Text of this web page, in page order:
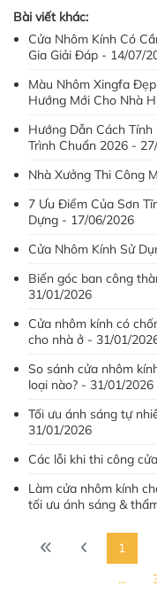
Bài viết khác:
Cửa Nhôm Kính Có
Gia Giải Đáp - 14/07/
Màu Nhôm Xingfa
Hướng Mới Cho Nhà
Hướng Dẫn Cách Tính
Trình Chuẩn 2026 -
Nhà Xưởng Thi Công
7 Ưu Điểm Của Sơn
Dựng - 17/06/2026
Cửa Nhôm Kính Sử
Biến góc ban công
31/01/2026
Cửa nhôm kính có
cho nhà ở - 31/01/
So sánh cửa nhôm
loại nào? - 31/01/2026
Tối ưu ánh sáng tự
31/01/2026
Các lỗi khi thi công
Làm cửa nhôm kính
tối ưu ánh sáng &
1
...